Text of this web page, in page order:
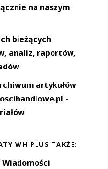
na naszym
bieżących
analiz, raportów,
artykułów
-
WH PLUS TAKŻE: